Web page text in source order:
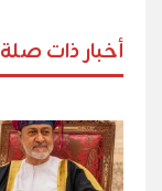
أخبار ذات صلة